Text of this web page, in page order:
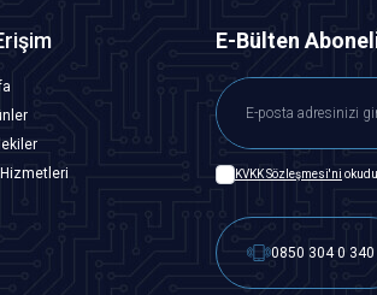
E-Bülten
KVKK Sözleşmesi'ni
0850 304 0 340